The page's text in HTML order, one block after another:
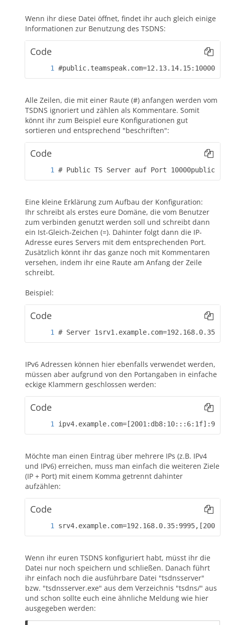
Wenn ihr diese Datei öffnet, findet ihr auch gleich einige
Informationen zur Benutzung des TSDNS:
Code
Alle Zeilen, die mit einer Raute (#) anfangen werden vom
TSDNS ignoriert und zählen als Kommentare. Somit
könnt ihr zum Beispiel eure Konfigurationen gut
sortieren und entsprechend "beschriften":
Code
# Public TS Server auf Port
Eine kleine Erklärung zum Aufbau der Konfiguration:
Ihr schreibt als erstes eure Domäne, die vom Benutzer
zum verbinden genutzt werden soll und schreibt dann
ein Ist-Gleich-Zeichen (=). Dahinter folgt dann die IP-
Adresse eures Servers mit dem entsprechenden Port.
Zusätzlich könnt ihr das ganze noch mit Kommentaren
versehen, indem ihr eine Raute am Anfang der Zeile
schreibt.
Beispiel:
Code
# Server
IPv6 Adressen können hier ebenfalls verwendet werden,
müssen aber aufgrund von den Portangaben in einfache
eckige Klammern geschlossen werden:
Code
Möchte man einen Eintrag über mehrere IPs (z.B. IPv4
und IPv6) erreichen, muss man einfach die weiteren Ziele
(IP + Port) mit einem Komma getrennt dahinter
aufzählen:
Code
Wenn ihr euren TSDNS konfiguriert habt, müsst ihr die
Datei nur noch speichern und schließen. Danach führt
ihr einfach noch die ausführbare Datei "tsdnsserver"
bzw. "tsdnsserver.exe" aus dem Verzeichnis "tsdns/" aus
und schon sollte euch eine ähnliche Meldung wie hier
ausgegeben werden: